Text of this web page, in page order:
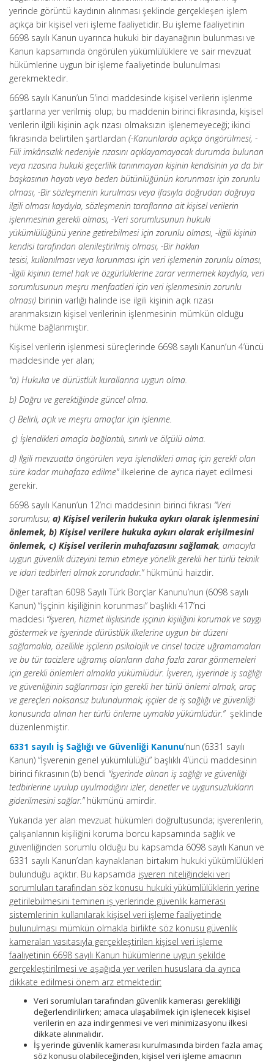
yerinde görüntü kaydının alınması şeklinde gerçekleşen işlem
açıkça bir kişisel veri işleme faaliyetidir. Bu işleme faaliyetinin
6698 sayılı Kanun uyarınca hukuki bir dayanağının bulunması ve
Kanun kapsamında öngörülen yükümlülüklere ve sair mevzuat
hükümlerine uygun bir işleme faaliyetinde bulunulması
gerekmektedir.
6698 sayılı Kanun’un 5’inci maddesinde kişisel verilerin işlenme
şartlarına yer verilmiş olup; bu maddenin birinci fıkrasında, kişisel
verilerin ilgili kişinin açık rızası olmaksızın işlenemeyeceği; ikinci
fıkrasında belirtilen şartlardan (-Kanunlarda açıkça öngörülmesi, -
Fiili imkânsızlık nedeniyle rızasını açıklayamayacak durumda bulunan
veya rızasına hukuki geçerlilik tanınmayan kişinin kendisinin ya da bir
başkasının hayatı veya beden bütünlüğünün korunması için zorunlu
olması, -Bir sözleşmenin kurulması veya ifasıyla doğrudan doğruya
ilgili olması kaydıyla, sözleşmenin taraflarına ait kişisel verilerin
işlenmesinin gerekli olması, -Veri sorumlusunun hukuki
yükümlülüğünü yerine getirebilmesi için zorunlu olması, -İlgili kişinin
kendisi tarafından alenileştirilmiş olması, -Bir hakkın
tesisi, kullanılması veya korunması için veri işlemenin zorunlu olması,
-İlgili kişinin temel hak ve özgürlüklerine zarar vermemek kaydıyla, veri
sorumlusunun meşru menfaatleri için veri işlenmesinin zorunlu
olması) birinin varlığı halinde ise ilgili kişinin açık rızası
aranmaksızın kişisel verilerinin işlenmesinin mümkün olduğu
hükme bağlanmıştır.
Kişisel verilerin işlenmesi süreçlerinde 6698 sayılı Kanun’un 4’üncü
maddesinde yer alan;
“a) Hukuka ve dürüstlük kurallarına uygun olma.
b) Doğru ve gerektiğinde güncel olma.
c) Belirli, açık ve meşru amaçlar için işlenme.
ç) İşlendikleri amaçla bağlantılı, sınırlı ve ölçülü olma.
d) İlgili mevzuatta öngörülen veya işlendikleri amaç için gerekli olan
süre kadar muhafaza edilme” ilkelerine de ayrıca riayet edilmesi
gerekir.
6698 sayılı Kanun’un 12’nci maddesinin birinci fıkrası “Veri
sorumlusu; a) Kişisel verilerin hukuka aykırı olarak işlenmesini
önlemek, b) Kişisel verilere hukuka aykırı olarak erişilmesini
önlemek, c) Kişisel verilerin muhafazasını sağlamak, amacıyla
uygun güvenlik düzeyini temin etmeye yönelik gerekli her türlü teknik
ve idari tedbirleri almak zorundadır.”hükmünü haizdir.
Diğer taraftan 6098 Sayılı Türk Borçlar Kanunu’nun (6098 sayılı
Kanun) “İşçinin kişiliğinin korunması” başlıklı 417’nci
maddesi “İşveren, hizmet ilişkisinde işçinin kişiliğini korumak ve saygı
göstermek ve işyerinde dürüstlük ilkelerine uygun bir düzeni
sağlamakla, özellikle işçilerin psikolojik ve cinsel tacize uğramamaları
ve bu tür tacizlere uğramış olanların daha fazla zarar görmemeleri
için gerekli önlemleri almakla yükümlüdür. İşveren, işyerinde iş sağlığı
ve güvenliğinin sağlanması için gerekli her türlü önlemi almak, araç
ve gereçleri noksansız bulundurmak; işçiler de iş sağlığı ve güvenliği
konusunda alınan her türlü önleme uymakla yükümlüdür.” şeklinde
düzenlenmiştir.
6331 sayılı İş Sağlığı ve Güvenliği Kanunu’nun (6331 sayılı
Kanun) “İşverenin genel yükümlülüğü” başlıklı 4’üncü maddesinin
birinci fıkrasının (b) bendi “İşyerinde alınan iş sağlığı ve güvenliği
tedbirlerine uyulup uyulmadığını izler, denetler ve uygunsuzlukların
giderilmesini sağlar.”hükmünü amirdir.
Yukarıda yer alan mevzuat hükümleri doğrultusunda; işverenlerin,
çalışanlarının kişiliğini koruma borcu kapsamında sağlık ve
güvenliğinden sorumlu olduğu bu kapsamda 6098 sayılı Kanun ve
6331 sayılı Kanun’dan kaynaklanan birtakım hukuki yükümlülükleri
bulunduğu açıktır. Bu kapsamda işveren niteliğindeki veri
sorumluları tarafından söz konusu hukuki yükümlülüklerin yerine
getirilebilmesini teminen iş yerlerinde güvenlik kamerası
sistemlerinin kullanılarak kişisel veri işleme faaliyetinde
bulunulması mümkün olmakla birlikte söz konusu güvenlik
kameraları vasıtasıyla gerçekleştirilen kişisel veri işleme
faaliyetinin 6698 sayılı Kanun hükümlerine uygun şekilde
gerçekleştirilmesi ve aşağıda yer verilen hususlara da ayrıca
dikkate edilmesi önem arz etmektedir:
Veri sorumluları tarafından güvenlik kamerası gerekliliği
değerlendirilirken; amaca ulaşabilmek için işlenecek kişisel
verilerin en aza indirgenmesi ve veri minimizasyonu ilkesi
dikkate alınmalıdır.
İş yerinde güvenlik kamerası kurulmasında birden fazla amaç
söz konusu olabileceğinden, kişisel veri işleme amacının